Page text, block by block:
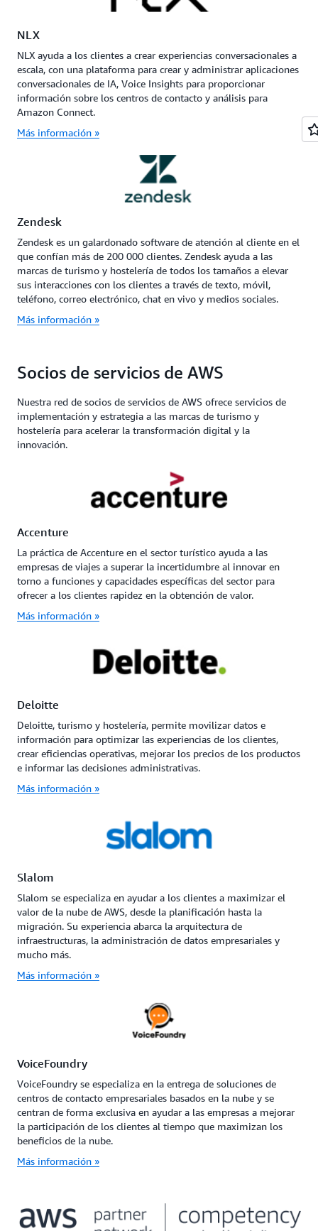
NLX
NLX ayuda a los clientes a crear experiencias conversacionales a
escala, con una plataforma para crear y administrar aplicaciones
conversacionales de IA, Voice Insights para proporcionar
información sobre los centros de contacto y análisis para
Amazon Connect.
Más información »
Zendesk
Zendesk es un galardonado software de atención al cliente en el
que confían más de 200 000 clientes. Zendesk ayuda a las
marcas de turismo y hostelería de todos los tamaños a elevar
sus interacciones con los clientes a través de texto, móvil,
teléfono, correo electrónico, chat en vivo y medios sociales.
Más información »
Socios de servicios de AWS
Nuestra red de socios de servicios de AWS ofrece servicios de
implementación y estrategia a las marcas de turismo y
hostelería para acelerar la transformación digital y la
innovación.
Accenture
La práctica de Accenture en el sector turístico ayuda a las
empresas de viajes a superar la incertidumbre al innovar en
torno a funciones y capacidades específicas del sector para
ofrecer a los clientes rapidez en la obtención de valor.
Más información »
Deloitte
Deloitte, turismo y hostelería, permite movilizar datos e
información para optimizar las experiencias de los clientes,
crear eficiencias operativas, mejorar los precios de los productos
e informar las decisiones administrativas.
Más información »
Slalom
Slalom se especializa en ayudar a los clientes a maximizar el
valor de la nube de AWS, desde la planificación hasta la
migración. Su experiencia abarca la arquitectura de
infraestructuras, la administración de datos empresariales y
mucho más.
Más información »
VoiceFoundry
VoiceFoundry se especializa en la entrega de soluciones de
centros de contacto empresariales basados en la nube y se
centran de forma exclusiva en ayudar a las empresas a mejorar
la participación de los clientes al tiempo que maximizan los
beneficios de la nube.
Más información »